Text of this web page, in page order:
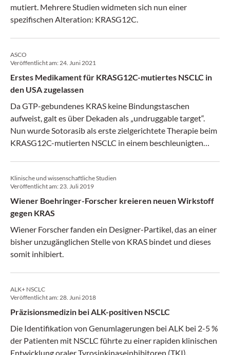
mutiert. Mehrere Studien widmeten sich nun einer
spezifischen Alteration: KRASG12C.
ASCO
Veröffentlicht am:24. Juni 2021
Erstes Medikament für KRASG12C-mutiertes NSCLC in
den USA zugelassen
Da GTP-gebundenes KRAS keine Bindungstaschen
aufweist, galt es über Dekaden als „undruggable target“.
Nun wurde Sotorasib als erste zielgerichtete Therapie beim
KRASG12C-mutierten NSCLC in einem beschleunigten
Klinische und wissenschaftliche Studien
Veröffentlicht am:23. Juli 2019
Wiener Boehringer-Forscher kreieren neuen Wirkstoff
gegen KRAS
Wiener Forscher fanden ein Designer-Partikel, das an einer
bisher unzugänglichen Stelle von KRAS bindet und dieses
somit inhibiert.
ALK+ NSCLC
Veröffentlicht am:28. Juni 2018
Präzisionsmedizin bei ALK-positiven NSCLC
Die Identifikation von Genumlagerungen bei ALK bei 2-5 %
der Patienten mit NSCLC führte zu einer rapiden klinischen
Entwicklung oraler Tyrosinkinaseinhibitoren (TKI).